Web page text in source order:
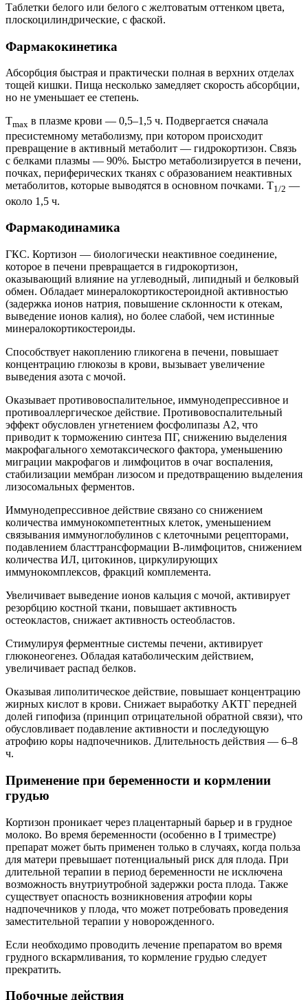
Таблетки белого или белого с желтоватым оттенком цвета,
плоскоцилиндрические, с фаской.
Фармакокинетика
Абсорбция быстрая и практически полная в верхних отделах
тощей кишки. Пища несколько замедляет скорость абсорбции,
но не уменьшает ее степень.
Tmax в плазме крови — 0,5–1,5 ч. Подвергается сначала
пресистемному метаболизму, при котором происходит
превращение в активный метаболит — гидрокортизон. Связь
с белками плазмы — 90%. Быстро метаболизируется в печени,
почках, периферических тканях с образованием неактивных
метаболитов, которые выводятся в основном почками. T1/2 —
около 1,5 ч.
Фармакодинамика
ГКС. Кортизон — биологически неактивное соединение,
которое в печени превращается в гидрокортизон,
оказывающий влияние на углеводный, липидный и белковый
обмен. Обладает минералокортикостероидной активностью
(задержка ионов натрия, повышение склонности к отекам,
выведение ионов калия), но более слабой, чем истинные
минералокортикостероиды.
Способствует накоплению гликогена в печени, повышает
концентрацию глюкозы в крови, вызывает увеличение
выведения азота с мочой.
Оказывает противовоспалительное, иммунодепрессивное и
противоаллергическое действие. Противовоспалительный
эффект обусловлен угнетением фосфолипазы А2, что
приводит к торможению синтеза ПГ, снижению выделения
макрофагального хемотаксического фактора, уменьшению
миграции макрофагов и лимфоцитов в очаг воспаления,
стабилизации мембран лизосом и предотвращению выделения
лизосомальных ферментов.
Иммунодепрессивное действие связано со снижением
количества иммунокомпетентных клеток, уменьшением
связывания иммуноглобулинов с клеточными рецепторами,
подавлением бласттрансформации В-лимфоцитов, снижением
количества ИЛ, цитокинов, циркулирующих
иммунокомплексов, фракций комплемента.
Увеличивает выведение ионов кальция с мочой, активирует
резорбцию костной ткани, повышает активность
остеокластов, снижает активность остеобластов.
Стимулируя ферментные системы печени, активирует
глюконеогенез. Обладая катаболическим действием,
увеличивает распад белков.
Оказывая липолитическое действие, повышает концентрацию
жирных кислот в крови. Снижает выработку АКТГ передней
долей гипофиза (принцип отрицательной обратной связи), что
обусловливает подавление активности и последующую
атрофию коры надпочечников. Длительность действия — 6–8
ч.
Применение при беременности и кормлении
грудью
Кортизон проникает через плацентарный барьер и в грудное
молоко. Во время беременности (особенно в I триместре)
препарат может быть применен только в случаях, когда польза
для матери превышает потенциальный риск для плода. При
длительной терапии в период беременности не исключена
возможность внутриутробной задержки роста плода. Также
существует опасность возникновения атрофии коры
надпочечников у плода, что может потребовать проведения
заместительной терапии у новорожденного.
Если необходимо проводить лечение препаратом во время
грудного вскармливания, то кормление грудью следует
прекратить.
Побочные действия